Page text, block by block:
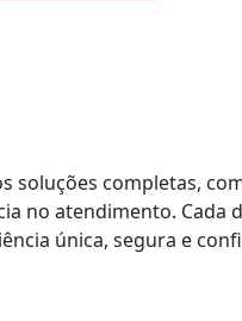
soluções completas,
no atendimento.
única, segura e